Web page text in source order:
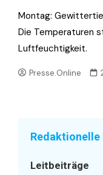
Montag:
Die Temperaturen
Luftfeuchtigkeit.
Presse.Online
Redaktionelle
Leitbeiträge